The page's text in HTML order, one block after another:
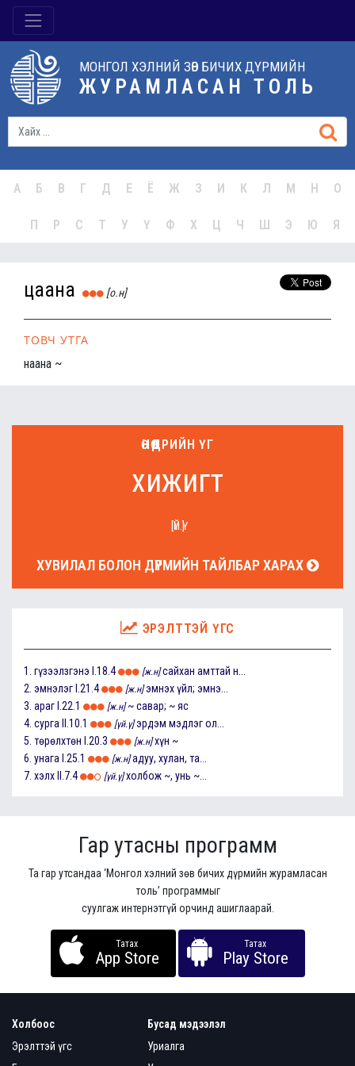
МОНГОЛ ХЭЛНИЙ ЗӨВ БИЧИХ ДҮРМИЙН
ЖУРАМЛАСАН ТОЛЬ
А Б В Г Д Е Ё Ж З И К Л М Н О
П Р С Т У Ү Ф Х Ц Ч Ш Э Ю Я
цаана [о.н]
ТОВЧ УТГА
наана ~
ӨНӨӨДРИЙН ҮГ
хижигт
[ҮЙ.Ү]
ХУВИЛАЛ БОЛОН ДҮРМИЙН ТАЙЛБАР ХАРАХ
ЭРЭЛТТЭЙ ҮГС
1. гүзээлзгэнэ I.18.4 [ж.н] сайхан амттай н...
2. эмнэлэг I.21.4 [ж.н] эмнэх үйл; эмнэ...
3. араг I.22.1 [ж.н] ~ савар; ~ яс
4. сурга II.10.1 [үй.ү] эрдэм мэдлэг ол...
5. төрөлхтөн I.20.3 [ж.н] хүн ~
6. унага I.25.1 [ж.н] адуу, хулан, та...
7. хэлх II.7.4 [үй.ү] холбож ~, унь ~...
Гар утасны программ
Та гар утсандаа ‘Монгол хэлний зөв бичих дүрмийн журамласан
толь’ программыг
суулгаж интернэтгүй орчинд ашиглаарай.
Татах
App Store
Татах
Play Store
Холбоос
Эрэлттэй үгс
Бусад мэдээлэл
Уриалга